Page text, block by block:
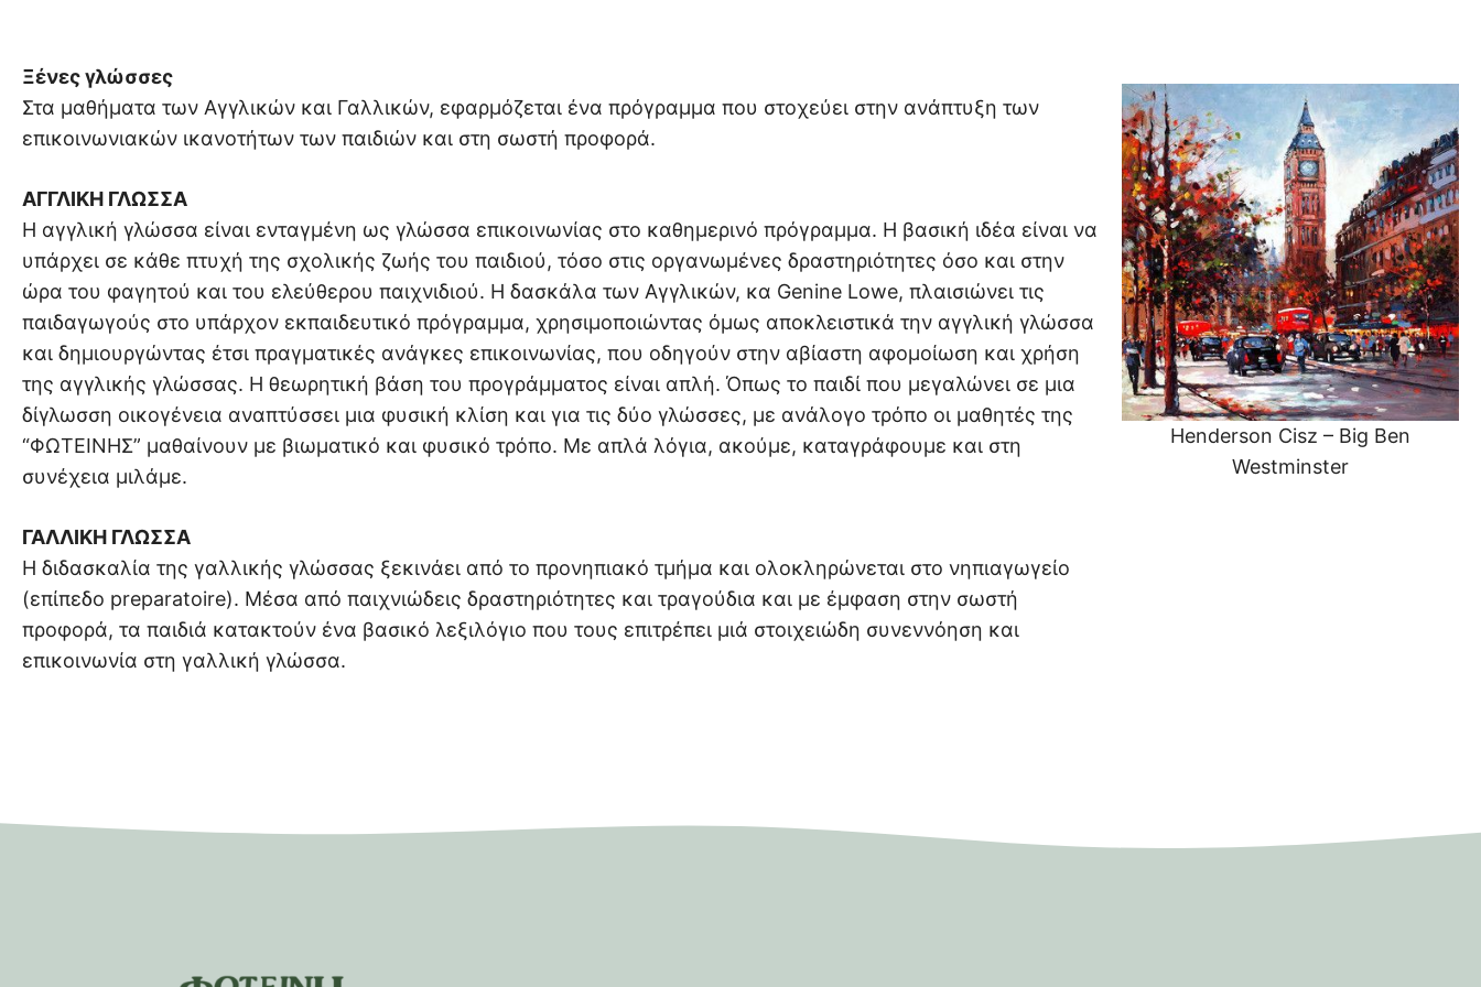
Ξένες γλώσσες
Στα μαθήματα των Αγγλικών και Γαλλικών, εφαρμόζεται ένα πρόγραμμα που στοχεύει στην ανάπτυξη των
επικοινωνιακών ικανοτήτων των παιδιών και στη σωστή προφορά.
ΑΓΓΛΙΚΗ ΓΛΩΣΣΑ
Η αγγλική γλώσσα είναι ενταγμένη ως γλώσσα επικοινωνίας στο καθημερινό πρόγραμμα. Η βασική ιδέα είναι να
υπάρχει σε κάθε πτυχή της σχολικής ζωής του παιδιού, τόσο στις οργανωμένες δραστηριότητες όσο και στην
ώρα του φαγητού και του ελεύθερου παιχνιδιού. Η δασκάλα των Αγγλικών, κα Genine Lowe, πλαισιώνει τις
παιδαγωγούς στο υπάρχον εκπαιδευτικό πρόγραμμα, χρησιμοποιώντας όμως αποκλειστικά την αγγλική γλώσσα
και δημιουργώντας έτσι πραγματικές ανάγκες επικοινωνίας, που οδηγούν στην αβίαστη αφομοίωση και χρήση
της αγγλικής γλώσσας. Η θεωρητική βάση του προγράμματος είναι απλή. Όπως το παιδί που μεγαλώνει σε μια
δίγλωσση οικογένεια αναπτύσσει μια φυσική κλίση και για τις δύο γλώσσες, με ανάλογο τρόπο οι μαθητές της
“ΦΩΤΕΙΝΗΣ” μαθαίνουν με βιωματικό και φυσικό τρόπο. Με απλά λόγια, ακούμε, καταγράφουμε και στη
συνέχεια μιλάμε.
ΓΑΛΛΙΚΗ ΓΛΩΣΣΑ
Η διδασκαλία της γαλλικής γλώσσας ξεκινάει από το προνηπιακό τμήμα και ολοκληρώνεται στο νηπιαγωγείο
(επίπεδο preparatoire). Μέσα από παιχνιώδεις δραστηριότητες και τραγούδια και με έμφαση στην σωστή
προφορά, τα παιδιά κατακτούν ένα βασικό λεξιλόγιο που τους επιτρέπει μιά στοιχειώδη συνεννόηση και
επικοινωνία στη γαλλική γλώσσα.
Henderson Cisz – Big Ben
Westminster